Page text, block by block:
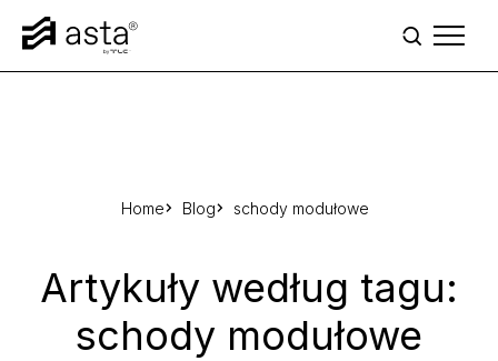
Home Blog schody modułowe
Artykuły według tagu:
schody modułowe